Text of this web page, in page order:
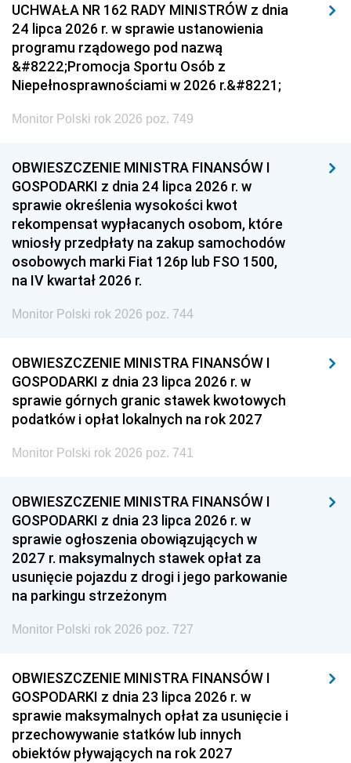
UCHWAŁA NR 162 RADY MINISTRÓW z dnia
24 lipca 2026 r. w sprawie ustanowienia
programu rządowego pod nazwą
&#8222;Promocja Sportu Osób z
Niepełnosprawnościami w 2026 r.&#8221;
Monitor Polski rok 2026 poz. 749
OBWIESZCZENIE MINISTRA FINANSÓW I
GOSPODARKI z dnia 24 lipca 2026 r. w
sprawie określenia wysokości kwot
rekompensat wypłacanych osobom, które
wniosły przedpłaty na zakup samochodów
osobowych marki Fiat 126p lub FSO 1500,
na IV kwartał 2026 r.
Monitor Polski rok 2026 poz. 744
OBWIESZCZENIE MINISTRA FINANSÓW I
GOSPODARKI z dnia 23 lipca 2026 r. w
sprawie górnych granic stawek kwotowych
podatków i opłat lokalnych na rok 2027
Monitor Polski rok 2026 poz. 741
OBWIESZCZENIE MINISTRA FINANSÓW I
GOSPODARKI z dnia 23 lipca 2026 r. w
sprawie ogłoszenia obowiązujących w
2027 r. maksymalnych stawek opłat za
usunięcie pojazdu z drogi i jego parkowanie
na parkingu strzeżonym
Monitor Polski rok 2026 poz. 727
OBWIESZCZENIE MINISTRA FINANSÓW I
GOSPODARKI z dnia 23 lipca 2026 r. w
sprawie maksymalnych opłat za usunięcie i
przechowywanie statków lub innych
obiektów pływających na rok 2027